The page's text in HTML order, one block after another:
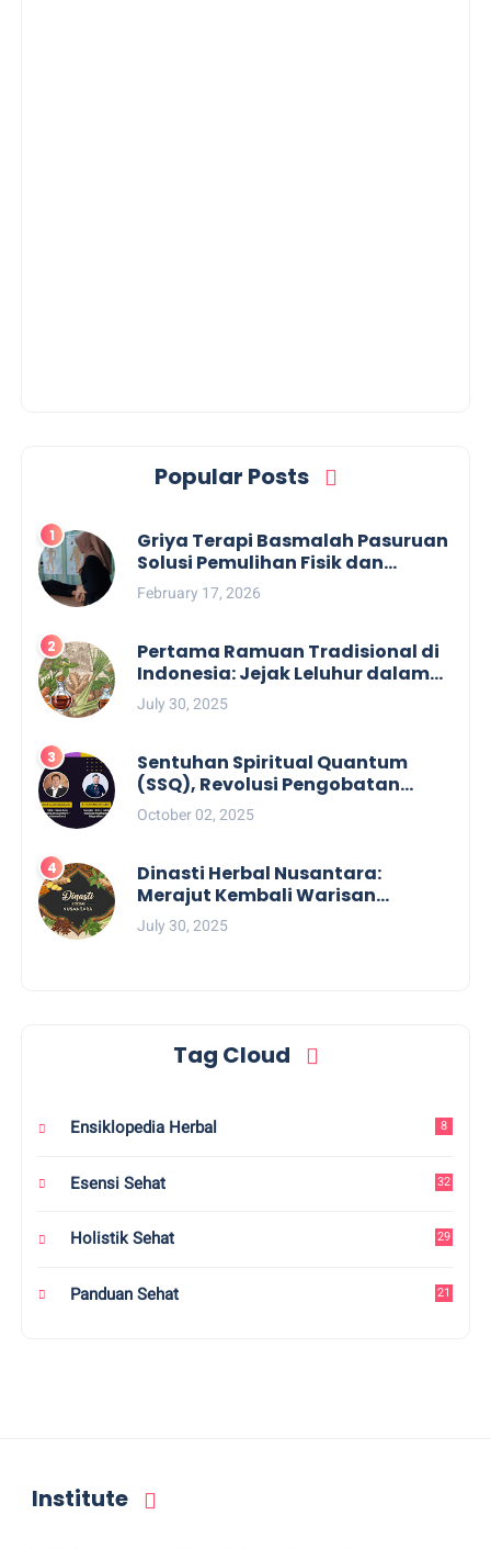
Popular Posts
Griya Terapi Basmalah Pasuruan
Solusi Pemulihan Fisik dan
Mental Terpercaya
February 17, 2026
Pertama Ramuan Tradisional di
Indonesia: Jejak Leluhur dalam
Pengobatan Alami
July 30, 2025
Sentuhan Spiritual Quantum
(SSQ), Revolusi Pengobatan
Tanpa Obat
October 02, 2025
Dinasti Herbal Nusantara:
Merajut Kembali Warisan
Pengobatan Tradisional
July 30, 2025
Tag Cloud
Ensiklopedia Herbal 8
Esensi Sehat 32
Holistik Sehat 29
Panduan Sehat 21
Institute